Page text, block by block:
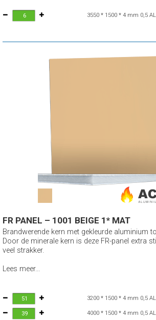
3550 * 1500 * 4 mm 0,5 AL
FR PANEL – 1001 BEIGE 1* MAT
Brandwerende kern met gekleurde aluminium
Door de minerale kern is deze FR-panel extra
veel strakker.
Lees meer...
3200 * 1500 * 4 mm 0,5 AL
4000 * 1500 * 4 mm 0,5 AL